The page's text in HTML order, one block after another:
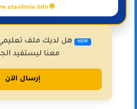
🌐 www.ataalimia.info
NEW
هل لديك ملف
معنا ليستفيد
إرسال الآن